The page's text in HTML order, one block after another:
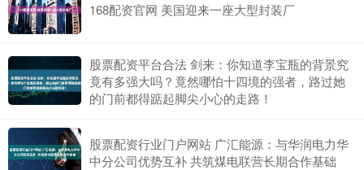
168配资官网 美国迎来一座大型封装厂
股票配资平台合法 剑来：你知道李宝瓶的背景究
竟有多强大吗？竟然哪怕十四境的强者，路过她
的门前都得踮起脚尖小心的走路！
股票配资行业门户网站 广汇能源：与华润电力华
中分公司优势互补 共筑煤电联营长期合作基础